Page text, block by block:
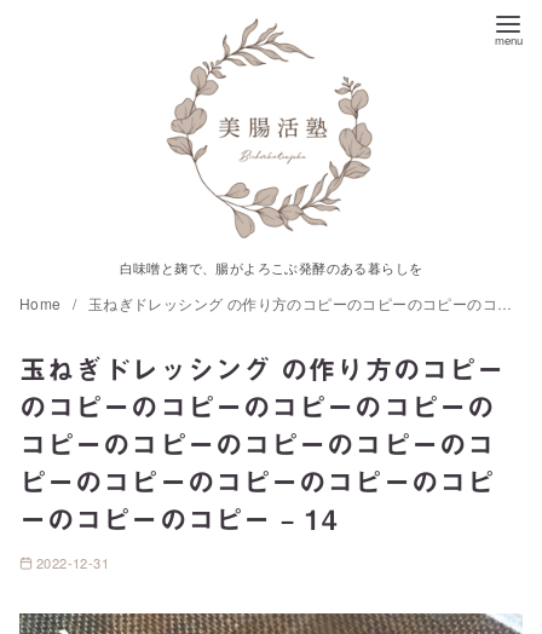
白味噌と麹で、腸がよろこぶ発酵のある暮らしを
Home 玉ねぎドレッシング の作り方のコピーのコピーのコピーのコピーのコピーのコピーのコピーのコピーのコピーのコピーのコピーのコピーのコピーのコピーのコピーのコピー – 14
玉ねぎドレッシング の作り方のコピー
のコピーのコピーのコピーのコピーの
コピーのコピーのコピーのコピーのコ
ピーのコピーのコピーのコピーのコピ
ーのコピーのコピー – 14
2022-12-31